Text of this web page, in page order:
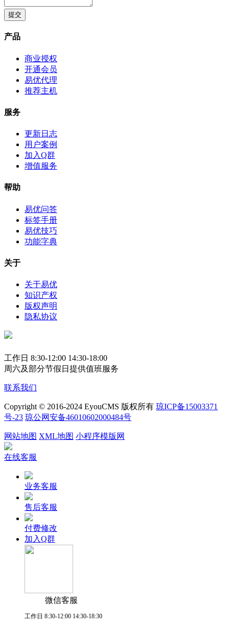
产品
商业授权
开通会员
易优代理
推荐主机
服务
更新日志
用户案例
加入Q群
增值服务
帮助
易优问答
标签手册
易优技巧
功能字典
关于
关于易优
知识产权
版权声明
隐私协议
工作日 8:30-12:00 14:30-18:00
周六及部分节假日提供值班服务
联系我们
Copyright © 2016-2024 EyouCMS 版权所有 琼ICP备15003371
号-23 琼公网安备46010602000484号
网站地图 XML地图 小程序模版网
在线客服
业务客服
售后客服
付费修改
加入Q群
微信客服
工作日 8:30-12:00 14:30-18:30